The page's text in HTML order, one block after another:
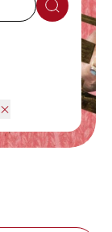
Sök